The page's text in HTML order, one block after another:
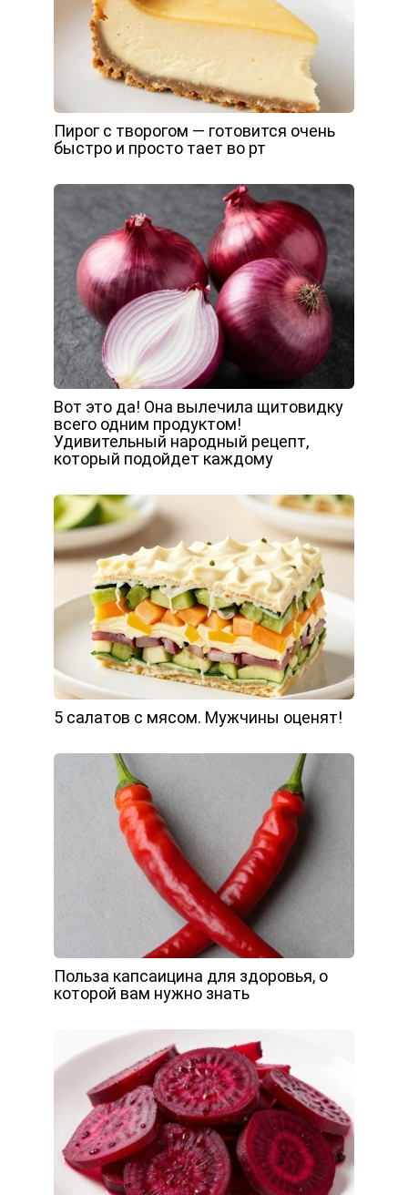
Пирог с творогом — готовится очень
быстро и просто тает во рт
Вот это да! Она вылечила щитовидку
всего одним продуктом!
Удивительный народный рецепт,
который подойдет каждому
5 салатов с мясом. Мужчины оценят!
Польза капсаицина для здоровья, о
которой вам нужно знать